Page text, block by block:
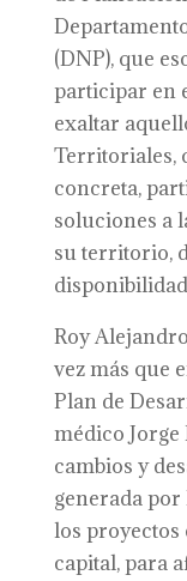
(DNP), que
participar en
exaltar
Territoriales,
concreta,
soluciones a
su territorio,
Roy
vez más que
Plan de
médico Jorge
cambios y
generada
los proyectos
capital, para